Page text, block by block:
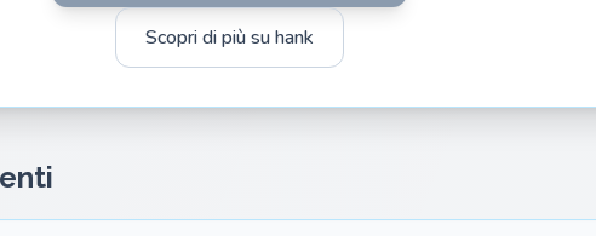
Scopri di più su hank